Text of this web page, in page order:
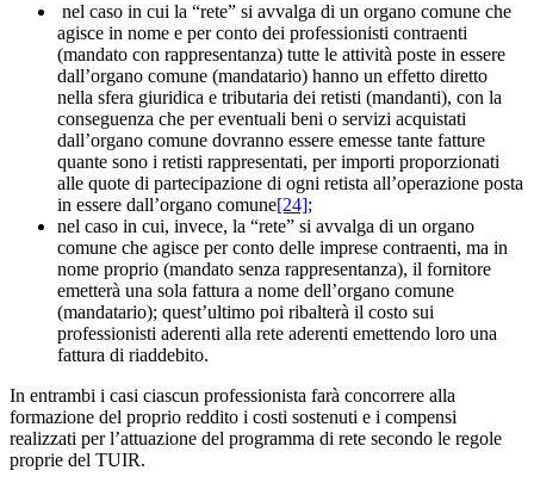
nel caso in cui la “rete” si avvalga di un organo comune che
agisce in nome e per conto dei professionisti contraenti
(mandato con rappresentanza) tutte le attività poste in essere
dall’organo comune (mandatario) hanno un effetto diretto
nella sfera giuridica e tributaria dei retisti (mandanti), con la
conseguenza che per eventuali beni o servizi acquistati
dall’organo comune dovranno essere emesse tante fatture
quante sono i retisti rappresentati, per importi proporzionati
alle quote di partecipazione di ogni retista all’operazione posta
in essere dall’organo comune[24];
nel caso in cui, invece, la “rete” si avvalga di un organo
comune che agisce per conto delle imprese contraenti, ma in
nome proprio (mandato senza rappresentanza), il fornitore
emetterà una sola fattura a nome dell’organo comune
(mandatario); quest’ultimo poi ribalterà il costo sui
professionisti aderenti alla rete aderenti emettendo loro una
fattura di riaddebito.
In entrambi i casi ciascun professionista farà concorrere alla
formazione del proprio reddito i costi sostenuti e i compensi
realizzati per l’attuazione del programma di rete secondo le regole
proprie del TUIR.